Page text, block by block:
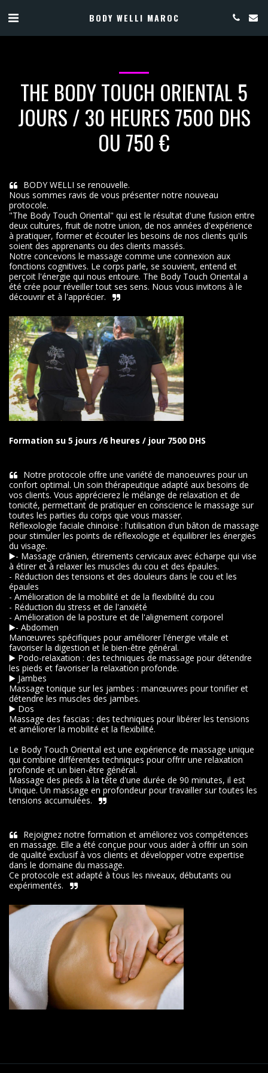
BODY WELLI MAROC
THE BODY TOUCH ORIENTAL 5
JOURS / 30 HEURES 7500 DHS
OU 750 €
BODY WELLI se renouvelle.
Nous sommes ravis de vous présenter notre nouveau
protocole.
"The Body Touch Oriental" qui est le résultat d'une fusion entre
deux cultures, fruit de notre union, de nos années d'expérience
à pratiquer, former et écouter les besoins de nos clients qu'ils
soient des apprenants ou des clients massés.
Notre concevons le massage comme une connexion aux
fonctions cognitives. Le corps parle, se souvient, entend et
perçoit l'énergie qui nous entoure. The Body Touch Oriental a
été crée pour réveiller tout ses sens. Nous vous invitons à le
découvrir et à l'apprécier.
Formation su 5 jours /6 heures / jour 7500 DHS
Notre protocole offre une variété de manoeuvres pour un
confort optimal. Un soin thérapeutique adapté aux besoins de
vos clients. Vous apprécierez le mélange de relaxation et de
tonicité, permettant de pratiquer en conscience le massage sur
toutes les parties du corps que vous masser.
Réflexologie faciale chinoise : l'utilisation d'un bâton de massage
pour stimuler les points de réflexologie et équilibrer les énergies
du visage.
▶️- Massage crânien, étirements cervicaux avec écharpe qui vise
à étirer et à relaxer les muscles du cou et des épaules.
- Réduction des tensions et des douleurs dans le cou et les
épaules
- Amélioration de la mobilité et de la flexibilité du cou
- Réduction du stress et de l'anxiété
- Amélioration de la posture et de l'alignement corporel
▶️- Abdomen
Manœuvres spécifiques pour améliorer l'énergie vitale et
favoriser la digestion et le bien-être général.
▶️ Podo-relaxation : des techniques de massage pour détendre
les pieds et favoriser la relaxation profonde.
▶️ Jambes
Massage tonique sur les jambes : manœuvres pour tonifier et
détendre les muscles des jambes.
▶️ Dos
Massage des fascias : des techniques pour libérer les tensions
et améliorer la mobilité et la flexibilité.
Le Body Touch Oriental est une expérience de massage unique
qui combine différentes techniques pour offrir une relaxation
profonde et un bien-être général.
Massage des pieds à la tête d'une durée de 90 minutes, il est
Unique. Un massage en profondeur pour travailler sur toutes les
tensions accumulées.
Rejoignez notre formation et améliorez vos compétences
en massage. Elle a été conçue pour vous aider à offrir un soin
de qualité exclusif à vos clients et développer votre expertise
dans le domaine du massage.
Ce protocole est adapté à tous les niveaux, débutants ou
expérimentés.